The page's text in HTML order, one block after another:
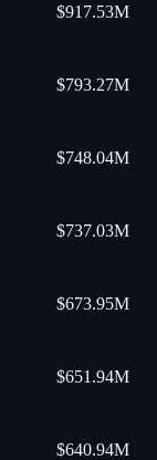
$917.53M
$793.27M
$748.04M
$737.03M
$673.95M
$651.94M
$640.94M